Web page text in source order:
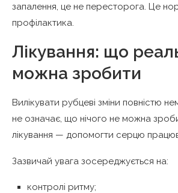
запалення, це не пересторога. Це
профілактика.
Лікування: що
можна зробити
Вилікувати рубцеві зміни повністю
не означає, що нічого не можна
лікування — допомогти серцю
Зазвичай увага зосереджується на:
контролі ритму;